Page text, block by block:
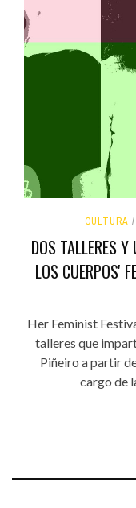
CULTURA
DOS TALLERES Y
LOS CUERPOS'
Her Feminist
talleres que
Piñeiro a partir
cargo de